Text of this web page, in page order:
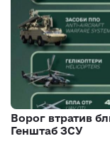
Ворог втратив
Генштаб ЗСУ